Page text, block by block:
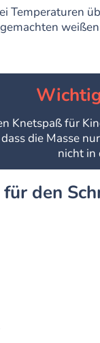
Temperaturen
Knetspaß für
die Masse
nicht in
den